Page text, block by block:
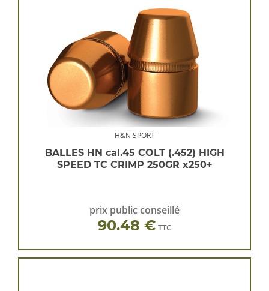
H&N SPORT
BALLES HN cal.45 COLT (.452) HIGH
SPEED TC CRIMP 250GR x250+
prix public conseillé
90.48 € TTC